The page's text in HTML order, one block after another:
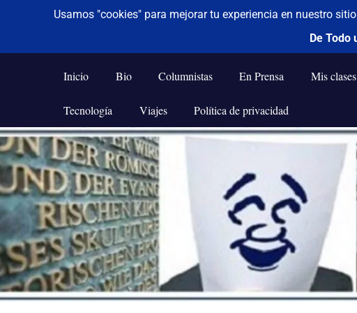
Saltar
al
contenido
De todo un poco
Frases,
Humor,
Tecnología
y
Viajes
Inicio Bio Columnistas En Prensa Mis clases
Tecnología Viajes Política de privacidad